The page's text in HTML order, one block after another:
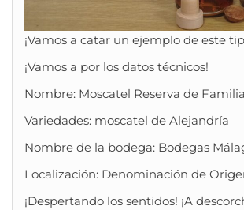
¡Vamos a catar un ejemplo de este
¡Vamos a por los datos técnicos!
Nombre: Moscatel Reserva de Familia
Variedades: moscatel de Alejandría
Nombre de la bodega: Bodegas
Localización: Denominación de
¡Despertando los sentidos! ¡A